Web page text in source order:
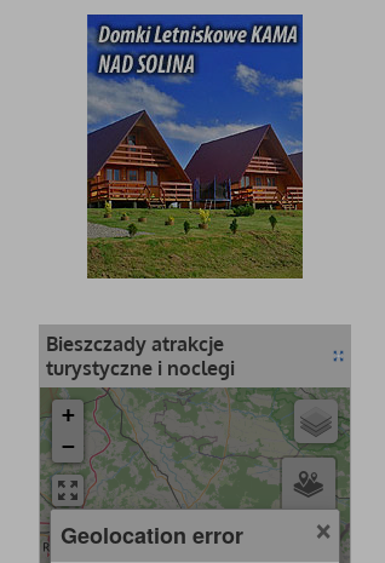
Bieszczady atrakcje
turystyczne i noclegi
+
−
×
Geolocation error